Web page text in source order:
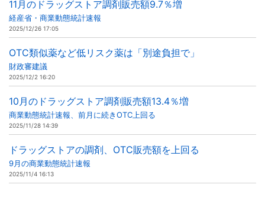
11月のドラッグストア調剤販売額9.7％増
経産省・商業動態統計速報
2025/12/26 17:05
OTC類似薬など低リスク薬は「別途負担で」
財政審建議
2025/12/2 16:20
10月のドラッグストア調剤販売額13.4％増
商業動態統計速報、前月に続きOTC上回る
2025/11/28 14:39
ドラッグストアの調剤、OTC販売額を上回る
9月の商業動態統計速報
2025/11/4 16:13